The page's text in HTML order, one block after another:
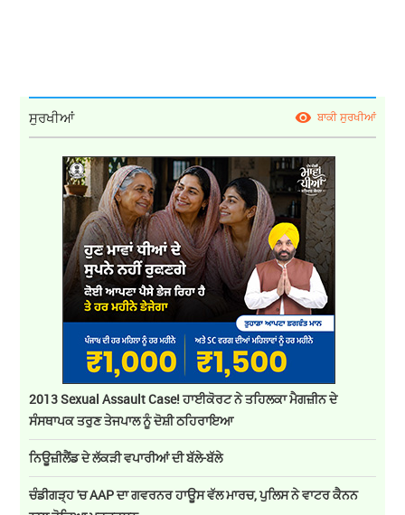
ਸੁਰਖੀਆਂ ਬਾਕੀ ਸੁਰਖੀਆਂ
2013 Sexual Assault Case! ਹਾਈਕੋਰਟ ਨੇ ਤਹਿਲਕਾ ਮੈਗਜ਼ੀਨ ਦੇ
ਸੰਸਥਾਪਕ ਤਰੁਣ ਤੇਜਪਾਲ ਨੂੰ ਦੋਸ਼ੀ ਠਹਿਰਾਇਆ
ਨਿਊਜ਼ੀਲੈਂਡ ਦੇ ਲੱਕੜੀ ਵਪਾਰੀਆਂ ਦੀ ਬੱਲੇ-ਬੱਲੇ
ਚੰਡੀਗੜ੍ਹ 'ਚ AAP ਦਾ ਗਵਰਨਰ ਹਾਊਸ ਵੱਲ ਮਾਰਚ, ਪੁਲਿਸ ਨੇ ਵਾਟਰ ਕੈਨਨ